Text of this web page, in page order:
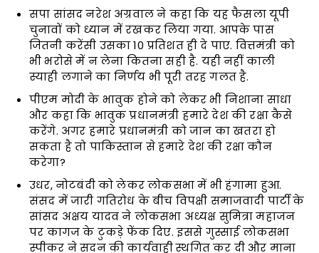
सपा सांसद नरेश अग्रवाल ने कहा कि यह फैसला यूपी
चुनावों को ध्यान में रखकर लिया गया. आपके पास
जितनी करेंसी उसका 10 प्रतिशत ही दे पाए. वित्तमंत्री को
भी भरोसे में न लेना कितना सही है. यही नहीं काली
स्याही लगाने का निर्णय भी पूरी तरह गलत है.
पीएम मोदी के भावुक होने को लेकर भी निशाना साधा
और कहा कि भावुक प्रधानमंत्री हमारे देश की रक्षा कैसे
करेंगे. अगर हमारे प्रधानमंत्री को जान का खतरा हो
सकता है तो पाकिस्तान से हमारे देश की रक्षा कौन
करेगा?
उधर, नोटबंदी को लेकर लोकसभा में भी हंगामा हुआ.
संसद में जारी गतिरोध के बीच विपक्षी समाजवादी पार्टी के
सांसद अक्षय यादव ने लोकसभा अध्यक्ष सुमित्रा महाजन
पर कागज के टुकड़े फेंक दिए. इससे गुस्साई लोकसभा
स्पीकर ने सदन की कार्यवाही स्थगित कर दी और माना